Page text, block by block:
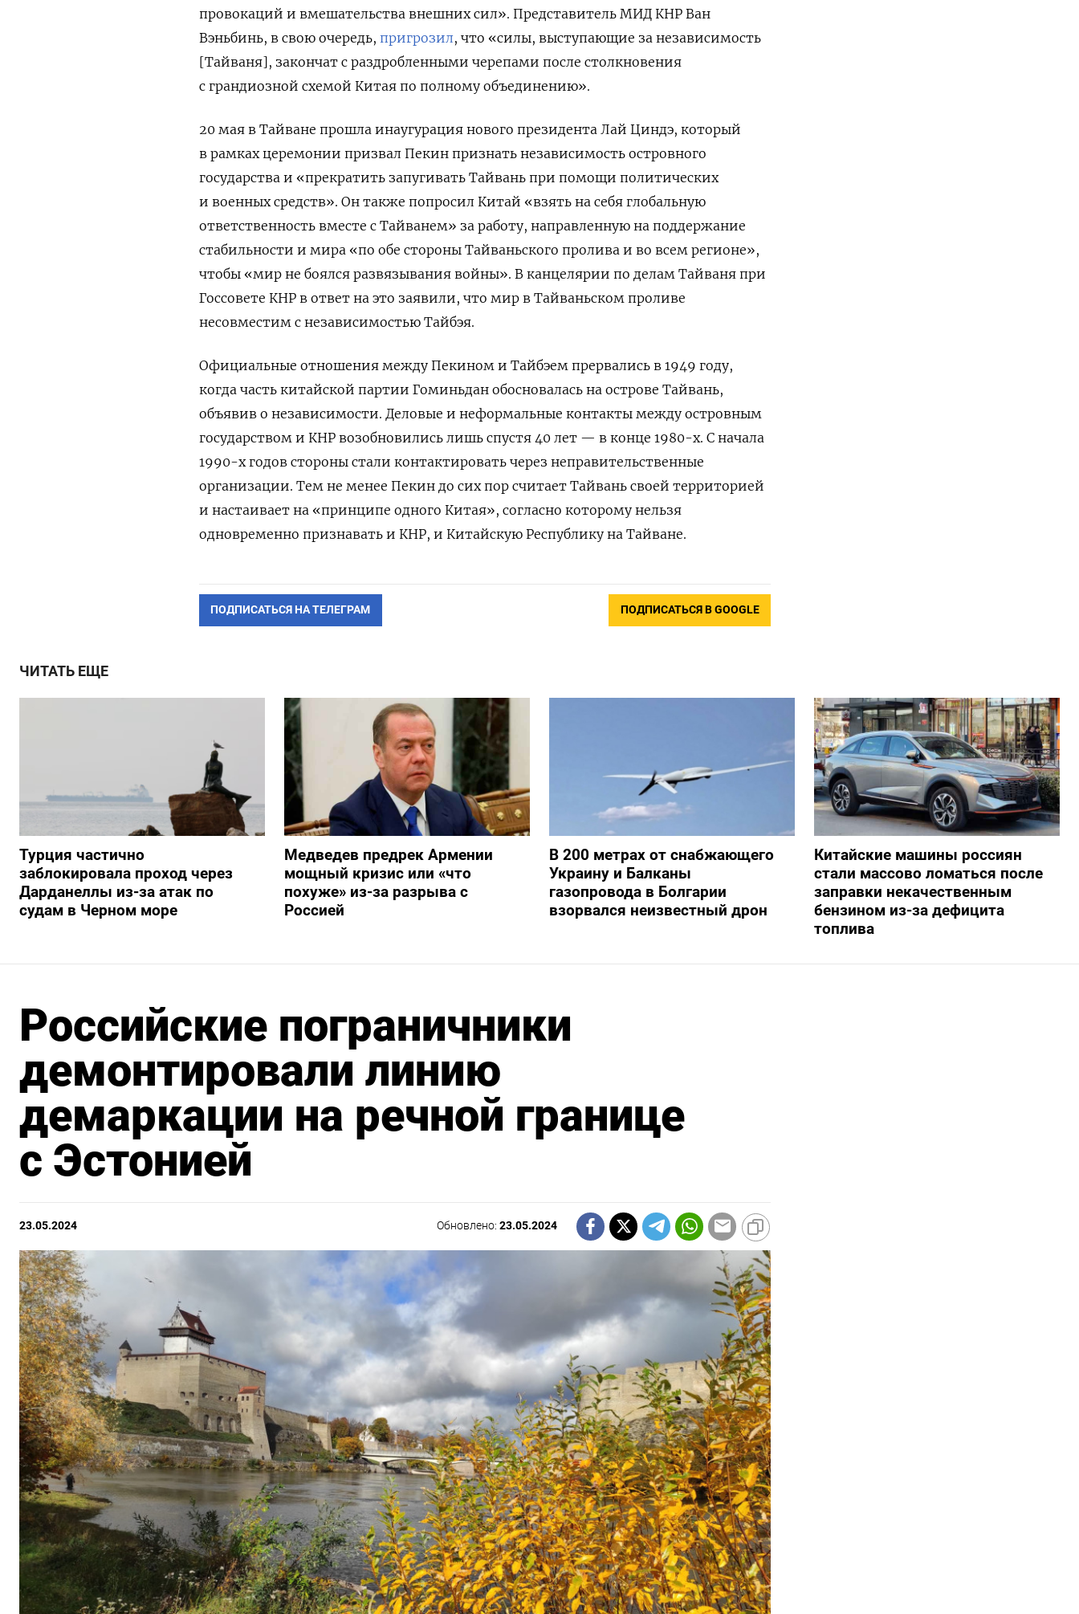
провокаций и вмешательства внешних сил». Представитель МИД КНР Ван
Вэньбинь, в свою очередь, пригрозил, что «силы, выступающие за независимость
[Тайваня], закончат с раздробленными черепами после столкновения
с грандиозной схемой Китая по полному объединению».
20 мая в Тайване прошла инаугурация нового президента Лай Циндэ, который
в рамках церемонии призвал Пекин признать независимость островного
государства и «прекратить запугивать Тайвань при помощи политических
и военных средств». Он также попросил Китай «взять на себя глобальную
ответственность вместе с Тайванем» за работу, направленную на поддержание
стабильности и мира «по обе стороны Тайваньского пролива и во всем регионе»,
чтобы «мир не боялся развязывания войны». В канцелярии по делам Тайваня при
Госсовете КНР в ответ на это заявили, что мир в Тайваньском проливе
несовместим с независимостью Тайбэя.
Официальные отношения между Пекином и Тайбэем прервались в 1949 году,
когда часть китайской партии Гоминьдан обосновалась на острове Тайвань,
объявив о независимости. Деловые и неформальные контакты между островным
государством и КНР возобновились лишь спустя 40 лет — в конце 1980-х. С начала
1990-х годов стороны стали контактировать через неправительственные
организации. Тем не менее Пекин до сих пор считает Тайвань своей территорией
и настаивает на «принципе одного Китая», согласно которому нельзя
одновременно признавать и КНР, и Китайскую Республику на Тайване.
ПОДПИСАТЬСЯ НА ТЕЛЕГРАМ ПОДПИСАТЬСЯ В GOOGLE
ЧИТАТЬ ЕЩЕ
Турция частично
заблокировала проход через
Дарданеллы из-за атак по
судам в Черном море
Медведев предрек Армении
мощный кризис или «что
похуже» из-за разрыва с
Россией
В 200 метрах от снабжающего
Украину и Балканы
газопровода в Болгарии
взорвался неизвестный дрон
Китайские машины россиян
стали массово ломаться после
заправки некачественным
бензином из-за дефицита
топлива
Российские пограничники
демонтировали линию
демаркации на речной границе
с Эстонией
23.05.2024 Обновлено:23.05.2024